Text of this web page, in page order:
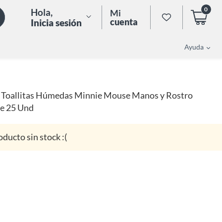
Hola,
Inicia sesión
Mi
cuenta
0
Ayuda
Toallitas Húmedas Minnie Mouse Manos y Rostro
25 Und
sin stock :(